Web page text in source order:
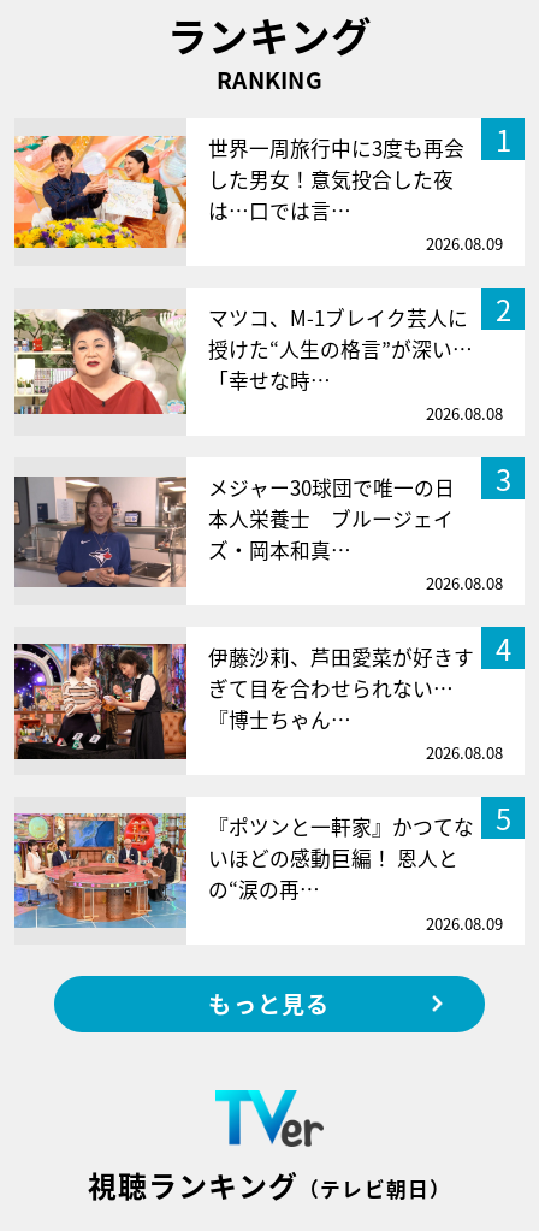
ランキング
RANKING
1
世界一周旅行中に3度も再会
した男女！意気投合した夜
は…口では言…
2026.08.09
2
マツコ、M-1ブレイク芸人に
授けた“人生の格言”が深い…
「幸せな時…
2026.08.08
3
メジャー30球団で唯一の日
本人栄養士 ブルージェイ
ズ・岡本和真…
2026.08.08
4
伊藤沙莉、芦田愛菜が好きす
ぎて目を合わせられない…
『博士ちゃん…
2026.08.08
5
『ポツンと一軒家』かつてな
いほどの感動巨編！ 恩人と
の“涙の再…
2026.08.09
もっと見る
視聴ランキング （テレビ朝日）